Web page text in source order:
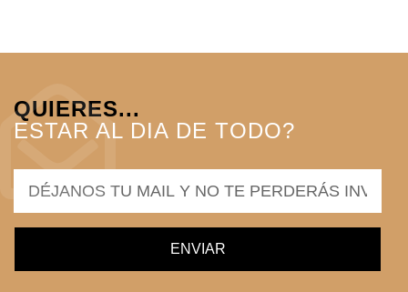
QUIERES...
ESTAR AL DIA DE TODO?
ENVIAR